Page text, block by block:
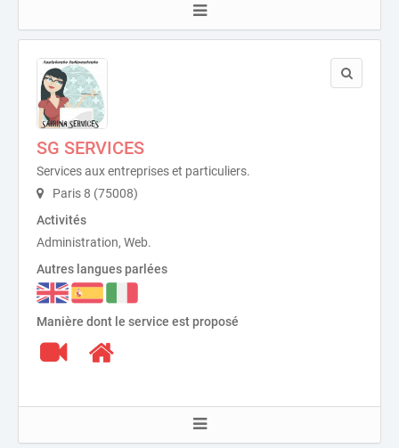
SG SERVICES
Services aux entreprises et particuliers.
Paris 8 (75008)
Activités
Administration, Web.
Autres langues parlées
Manière dont le service est proposé